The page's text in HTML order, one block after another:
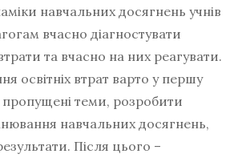
навчальних досягнень учнів
вчасно діагностувати
та вчасно на них реагувати.
освітніх втрат варто у першу
теми, розробити
навчальних досягнень,
Після цього –